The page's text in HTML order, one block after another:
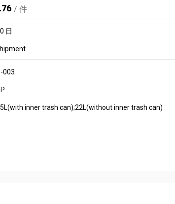
/ 件
日
003
inner trash can);22L(without inner trash can)